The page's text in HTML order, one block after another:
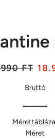
FT
Bruttó
Méret